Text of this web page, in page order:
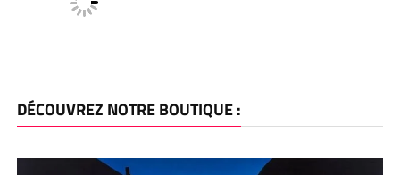
DÉCOUVREZ NOTRE BOUTIQUE :